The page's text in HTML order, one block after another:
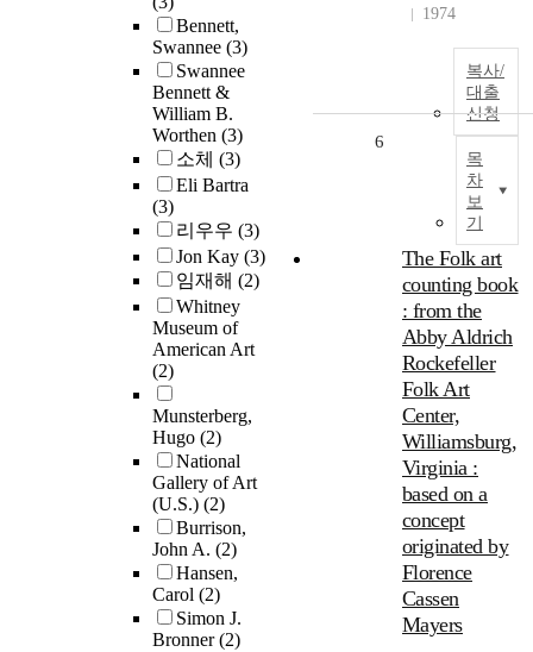
Bennett,
Swannee (3)
Swannee
Bennett &
William B.
Worthen (3)
소체 (3)
Eli Bartra
(3)
리우우 (3)
Jon Kay (3)
임재해 (2)
Whitney
Museum of
American Art
(2)
Munsterberg,
Hugo (2)
National
Gallery of Art
(U.S.) (2)
Burrison,
John A. (2)
Hansen,
Carol (2)
Simon J.
Bronner(2)
1974
복사/
대출
신청
목
차
보
기
6
The Folk art
counting book
: from the
Abby Aldrich
Rockefeller
Folk Art
Center,
Williamsburg,
Virginia :
based on a
concept
originated by
Florence
Cassen
Mayers